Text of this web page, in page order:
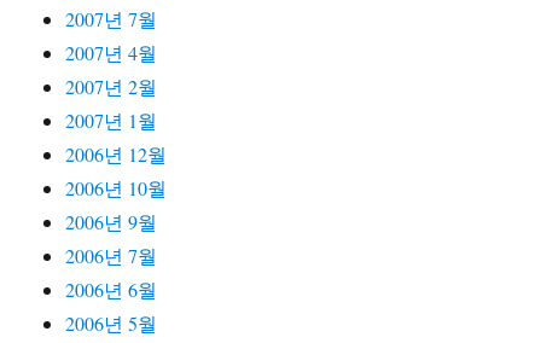
2007년 7월
2007년 4월
2007년 2월
2007년 1월
2006년 12월
2006년 10월
2006년 9월
2006년 7월
2006년 6월
2006년 5월